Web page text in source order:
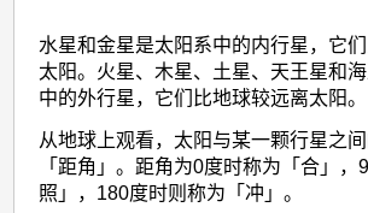
水星和金星是太阳系中的内行星，它
太阳。火星、木星、土星、天王星和
中的外行星，它们比地球较远离太阳。
从地球上观看，太阳与某一颗行星之
「距角」。距角为0度时称为「合」，
照」，180度时则称为「冲」。